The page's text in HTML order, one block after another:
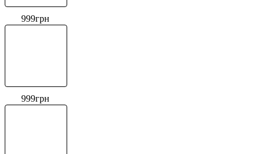
999грн
999грн